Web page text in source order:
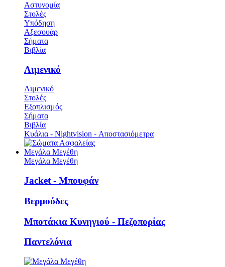
Αστυνομία
Στολές
Υπόδηση
Αξεσουάρ
Σήματα
Βιβλία
Λιμενικό
Λιμενικό
Στολές
Εξοπλισμός
Σήματα
Βιβλία
Κυάλια - Nightvision - Αποστασιόμετρα
Μεγάλα Μεγέθη
Μεγάλα Μεγέθη
Jacket - Μπουφάν
Βερμούδες
Μποτάκια Κυνηγιού - Πεζοπορίας
Παντελόνια